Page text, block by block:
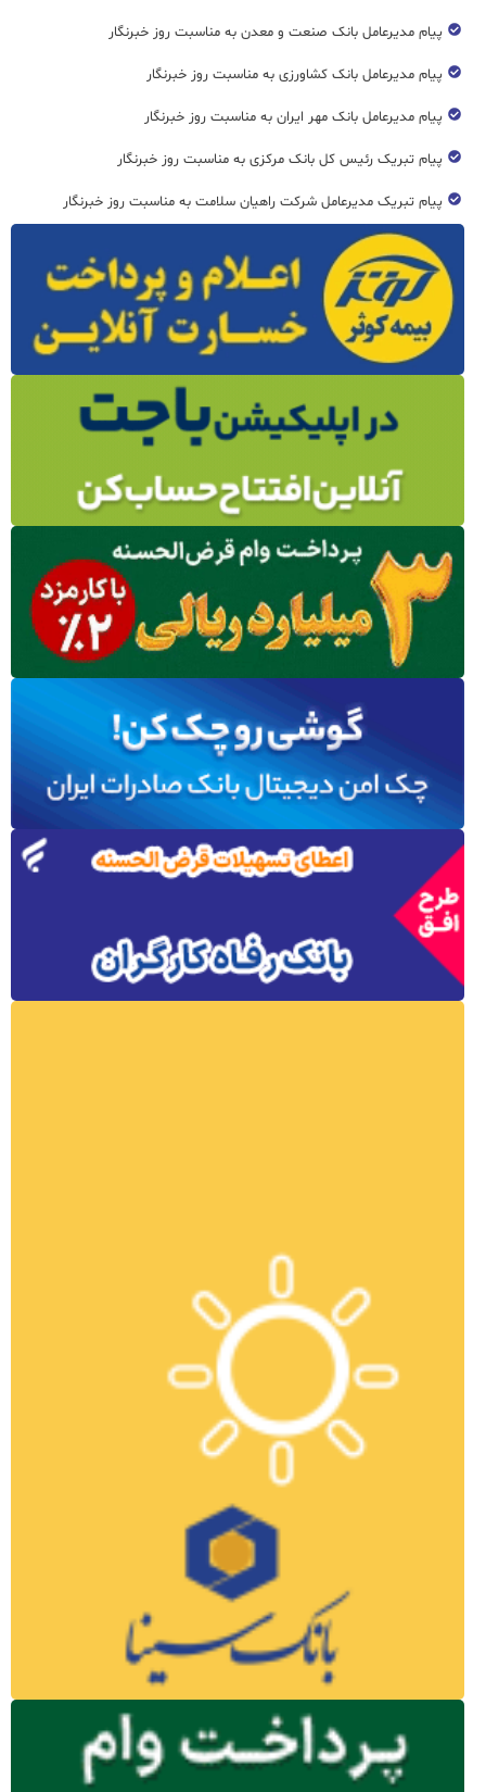
پیام مدیرعامل بانک صنعت و معدن به مناسبت روز خبرنگار
پیام مدیرعامل بانک کشاورزی به مناسبت روز خبرنگار
پیام مدیرعامل بانک مهر ایران به مناسبت روز خبرنگار
پیام تبریک رئیس کل بانک مرکزی به مناسبت روز خبرنگار
پیام تبریک مدیرعامل شرکت راهیان سلامت به مناسبت روز خبرنگار